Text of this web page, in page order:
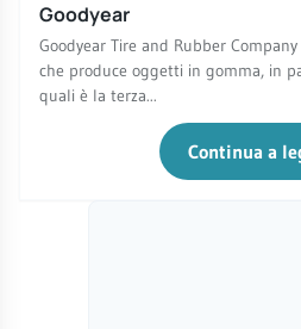
Goodyear
Goodyear Tire and Rubber
che produce oggetti in gomma, in
quali è la terza...
Continua a